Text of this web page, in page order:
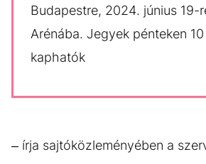
Budapestre, 2024. június 19-
Arénába. Jegyek pénteken
kaphatók
– írja sajtóközleményében a